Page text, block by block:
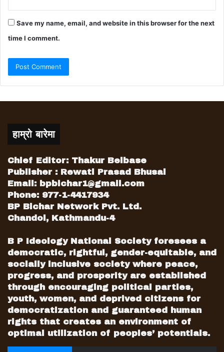
Save my name, email, and website in this browser for the next
time I comment.
हाम्रो बारेमा
Chief Editor: Thakur Belbase
Publisher : Rewati Prasad Bhusal
Email: bpbichar1@gmail.com
Phone: 977-1-4417934
BP Bichar Network Pvt. Ltd.
Chandol, Kathmandu-4
B P Ideology National Society foresees a
democratic, rightful, gender-equitable, and
socially inclusive society where peace,
progress, and prosperity are established
through encouraging political parties,
youth, women, and deprived citizens for
democratization and guaranteed human
rights that creates an environment of
optimal utilization of peoples’ potentials.